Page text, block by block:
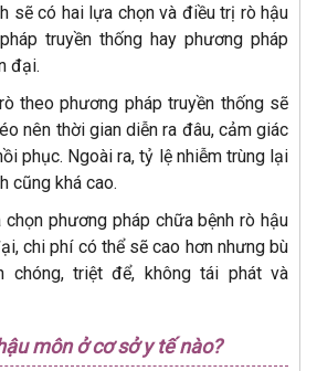
sẽ có hai lựa chọn và điều trị rò hậu
truyền thống hay phương pháp
đại.
theo phương pháp truyền thống sẽ
nên thời gian diễn ra đâu, cảm giác
phục. Ngoài ra, tỷ lệ nhiễm trùng lại
cũng khá cao.
phương pháp chữa bệnh rò hậu
chi phí có thể sẽ cao hơn nhưng bù
chóng, triệt để, không tái phát và
môn ở cơ sở y tế nào?